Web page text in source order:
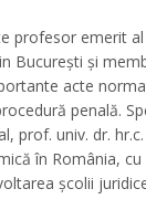
profesor emerit
București și
acte
penală.
prof. univ. dr.
în România,
școlii